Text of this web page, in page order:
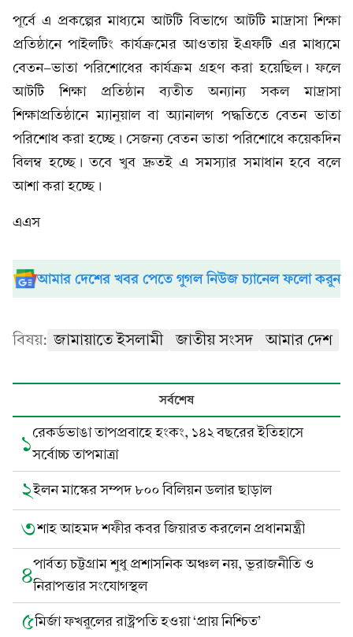
পূর্বে এ প্রকল্পের মাধ্যমে আটটি বিভাগে আটটি মাদ্রাসা শিক্ষা
প্রতিষ্ঠানে পাইলটিং কার্যক্রমের আওতায় ইএফটি এর মাধ্যমে
বেতন-ভাতা পরিশোধের কার্যক্রম গ্রহণ করা হয়েছিল। ফলে
আটটি শিক্ষা প্রতিষ্ঠান ব্যতীত অন্যান্য সকল মাদ্রাসা
শিক্ষাপ্রতিষ্ঠানে ম্যানুয়াল বা অ্যানালগ পদ্ধতিতে বেতন ভাতা
পরিশোধ করা হচ্ছে। সেজন্য বেতন ভাতা পরিশোধে কয়েকদিন
বিলম্ব হচ্ছে। তবে খুব দ্রুতই এ সমস্যার সমাধান হবে বলে
আশা করা হচ্ছে।
এএস
আমার দেশের খবর পেতে গুগল নিউজ চ্যানেল ফলো করুন
বিষয়: জামায়াতে ইসলামী জাতীয় সংসদ আমার দেশ
সর্বশেষ
১রেকর্ডভাঙা তাপপ্রবাহে হংকং, ১৪২ বছরের ইতিহাসে
সর্বোচ্চ তাপমাত্রা
২ইলন মাস্কের সম্পদ ৮০০ বিলিয়ন ডলার ছাড়াল
৩শাহ আহমদ শফীর কবর জিয়ারত করলেন প্রধানমন্ত্রী
৪পার্বত্য চট্টগ্রাম শুধু প্রশাসনিক অঞ্চল নয়, ভূরাজনীতি ও
নিরাপত্তার সংযোগস্থল
৫মির্জা ফখরুলের রাষ্ট্রপতি হওয়া ‘প্রায় নিশ্চিত’